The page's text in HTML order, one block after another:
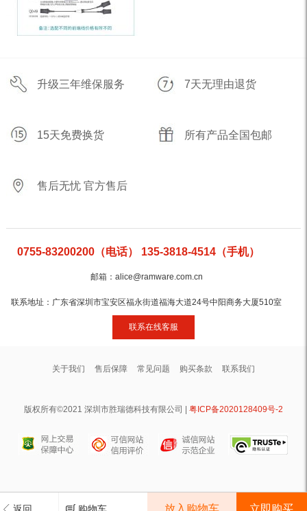
放入购物车
升级三年维保服务 7天无理由退货
15天免费换货 所有产品全国包邮
售后无忧 官方售后
0755-83200200（电话） 135-3818-4514（手机）
邮箱：alice@ramware.com.cn
联系地址：广东省深圳市宝安区福永街道福海大道24号中阳商务大厦510室
联系在线客服
关于我们 售后保障 常见问题 购买条款 联系我们
版权所有©2021 深圳市胜瑞德科技有限公司 | 粤ICP备2020128409号-2